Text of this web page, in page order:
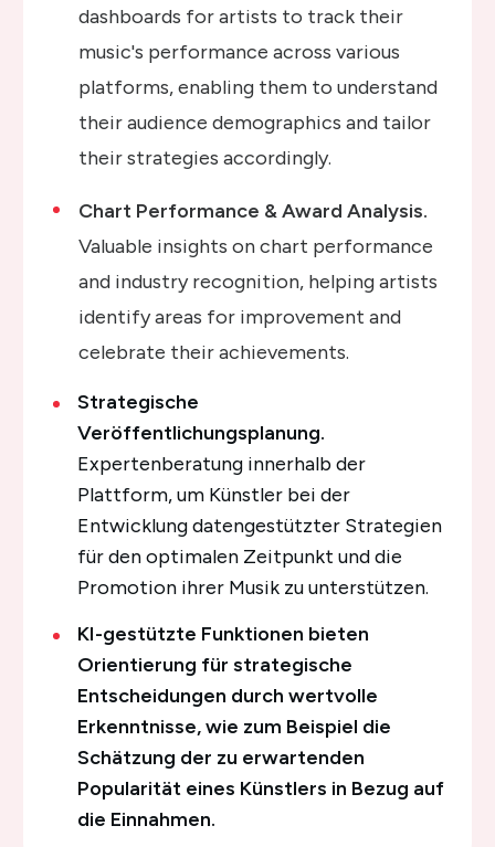
dashboards for artists to track their
music's performance across various
platforms, enabling them to understand
their audience demographics and tailor
their strategies accordingly.
Chart Performance & Award Analysis.
Valuable insights on chart performance
and industry recognition, helping artists
identify areas for improvement and
celebrate their achievements.
Strategische
Veröffentlichungsplanung.
Expertenberatung innerhalb der
Plattform, um Künstler bei der
Entwicklung datengestützter Strategien
für den optimalen Zeitpunkt und die
Promotion ihrer Musik zu unterstützen.
KI-gestützte Funktionen bieten
Orientierung für strategische
Entscheidungen durch wertvolle
Erkenntnisse, wie zum Beispiel die
Schätzung der zu erwartenden
Popularität eines Künstlers in Bezug auf
die Einnahmen.